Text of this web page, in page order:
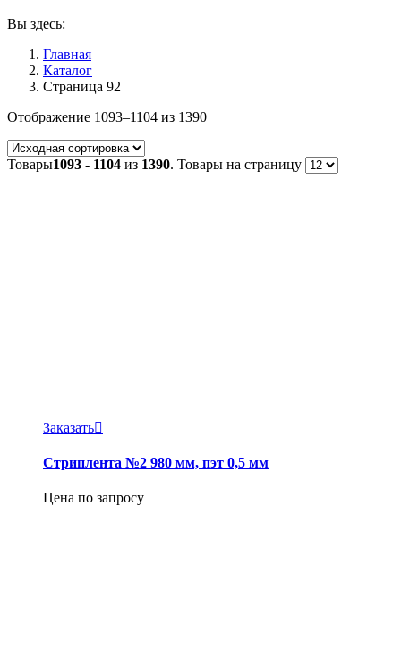
Вы здесь:
Главная
Каталог
Страница 92
Отображение 1093–1104 из 1390
Товары1093 - 1104 из 1390. Товары на страницу
Заказать
Стриплента №2 980 мм, пэт 0,5 мм
Цена по запросу